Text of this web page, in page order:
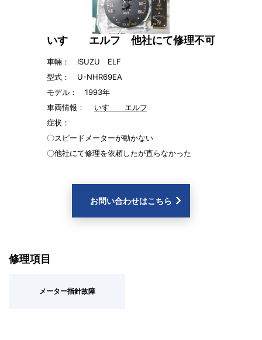
いすゞ エルフ 他社にて修理不可
車輛： ISUZU ELF
型式： U-NHR69EA
モデル： 1993年
車両情報：
いすゞ エルフ
症状：
〇スピードメーターが動かない
〇他社にて修理を依頼したが直らなかった
お問い合わせはこちら
修理項目
メーター指針故障